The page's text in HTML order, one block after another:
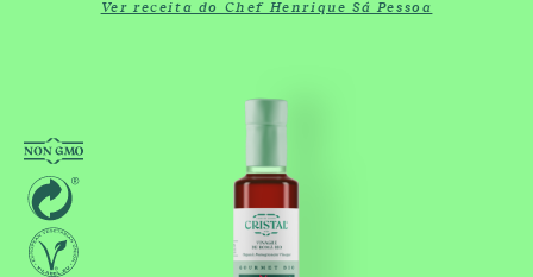
Ver receita do Chef Henrique Sá Pessoa